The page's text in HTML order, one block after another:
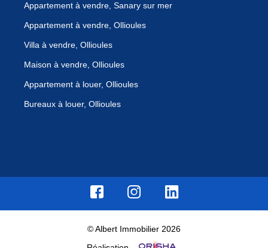
Appartement à vendre, Sanary sur mer
Appartement à vendre, Ollioules
Villa à vendre, Ollioules
Maison à vendre, Ollioules
Appartement à louer, Ollioules
Bureaux à louer, Ollioules
© Albert Immobilier 2026